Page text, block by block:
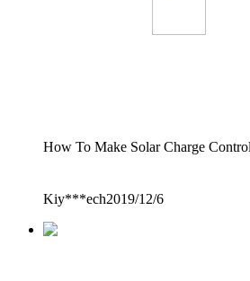
How To Make Solar Charge
Kiy***ech2019/12/6